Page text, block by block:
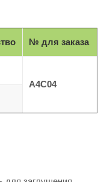
№ для заказа
A4C04